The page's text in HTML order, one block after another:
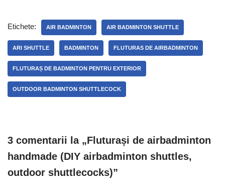
Etichete: AIR BADMINTON AIR BADMINTON SHUTTLE
ARI SHUTTLE BADMINTON FLUTURAS DE AIRBADMINTON
FLUTURAȘ DE BADMINTON PENTRU EXTERIOR
OUTDOOR BADMINTON SHUTTLECOCK
3 comentarii la „Fluturași de airbadminton
handmade (DIY airbadminton shuttles,
outdoor shuttlecocks)”